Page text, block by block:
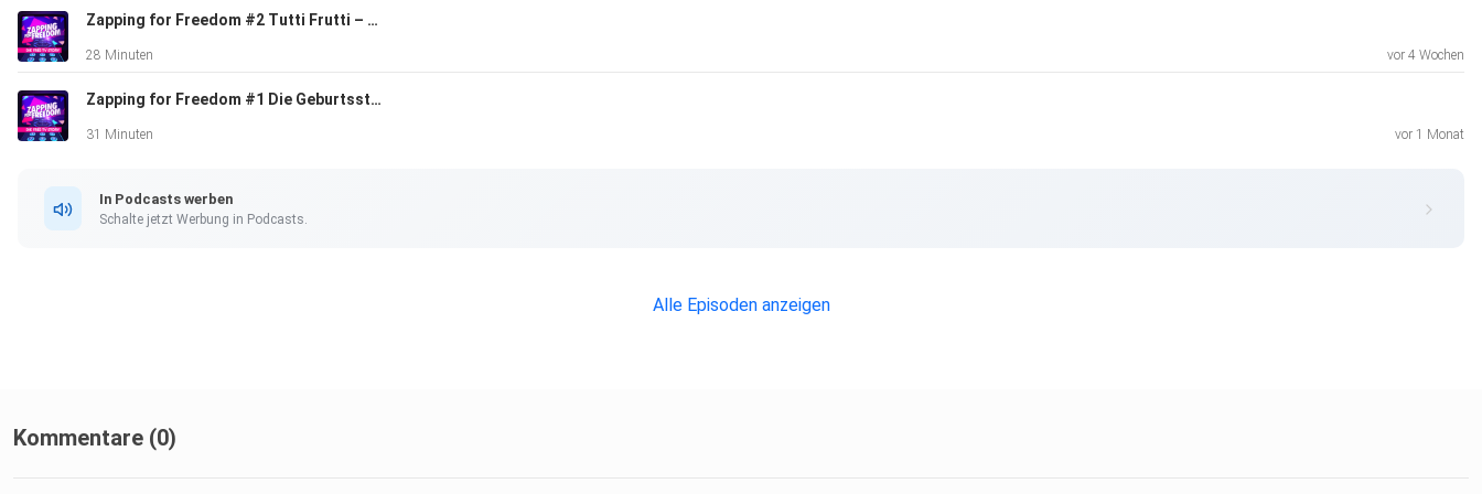
Zapping for Freedom #2 Tutti Frutti – Die Backstory der wohl legendärsten Show des frühen Privatfernsehens
28 Minuten vor 4 Wochen
Zapping for Freedom #1 Die Geburtsstunde – Die Origin Story des Privatfernsehens
31 Minuten vor 1 Monat
In Podcasts werben
Schalte jetzt Werbung in Podcasts.
Alle Episoden anzeigen
Kommentare (0)